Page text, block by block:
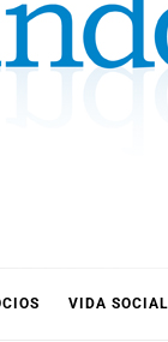
VIDA SOCIAL